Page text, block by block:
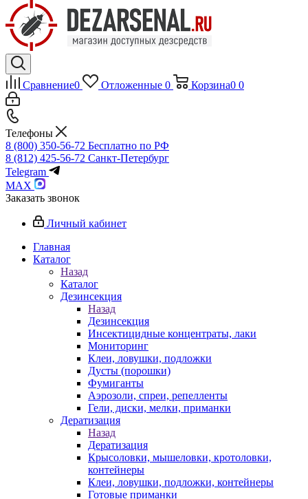
Сравнение0 Отложенные 0 Корзина0 0
Телефоны
8 (800) 350-56-72 Бесплатно по РФ
8 (812) 425-56-72 Санкт-Петербург
Telegram
MAX
Заказать звонок
Личный кабинет
Главная
Каталог
Назад
Каталог
Дезинсекция
Назад
Дезинсекция
Инсектицидные концентраты, лаки
Мониторинг
Клеи, ловушки, подложки
Дусты (порошки)
Фумиганты
Аэрозоли, спреи, репелленты
Гели, диски, мелки, приманки
Дератизация
Назад
Дератизация
Крысоловки, мышеловки, кротоловки,
контейнеры
Клеи, ловушки, подложки, контейнеры
Готовые приманки